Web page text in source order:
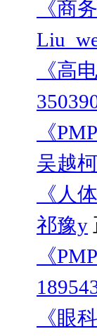
《商
《高
《
吴越柯
《人
祁豫y
《
《眼